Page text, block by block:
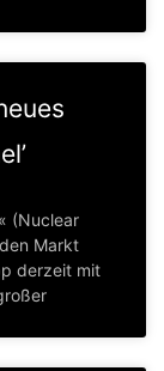
(Nuclear
Markt
derzeit mit